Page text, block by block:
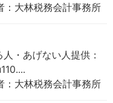
：大林税務会計事務所
・あげない人提供：
：大林税務会計事務所